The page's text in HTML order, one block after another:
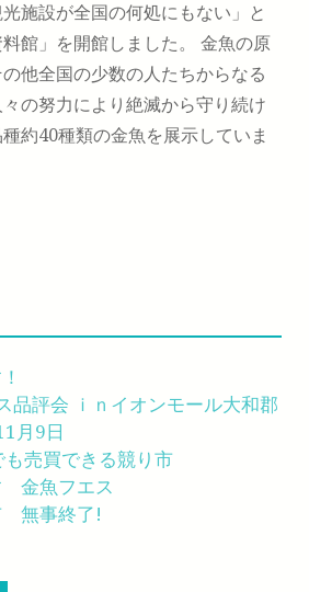
施設が全国の何処にもない」と
館」を開館しました。 金魚の原
他全国の少数の人たちからなる
の努力により絶滅から守り続け
約40種類の金魚を展示していま
品評会 ｉｎイオンモール大和郡
9日
売買できる競り市
金魚フエス
無事終了!